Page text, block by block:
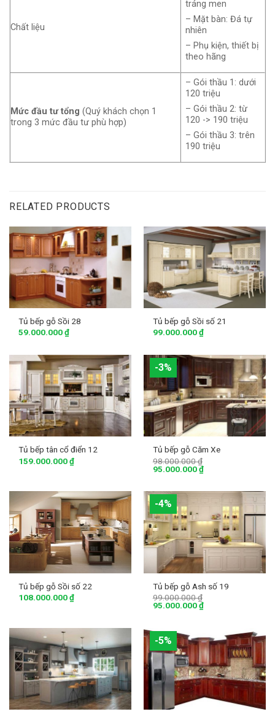
Chất liệu
tráng men
– Mặt bàn: Đá tự
nhiên
– Phụ kiện, thiết bị
theo hãng
Mức đầu tư tổng (Quý khách chọn 1
trong 3 mức đầu tư phù hợp)
– Gói thầu 1: dưới
120 triệu
– Gói thầu 2: từ
120 -> 190 triệu
– Gói thầu 3: trên
190 triệu
RELATED PRODUCTS
Tủ bếp gỗ Sồi 28
59.000.000₫
Tủ bếp gỗ Sồi số 21
99.000.000₫
Tủ bếp tân cổ điển 12
159.000.000₫
-3%
Tủ bếp gỗ Căm Xe
98.000.000₫
95.000.000₫
Tủ bếp gỗ Sồi số 22
108.000.000₫
-4%
Tủ bếp gỗ Ash số 19
99.000.000₫
95.000.000₫
-5%